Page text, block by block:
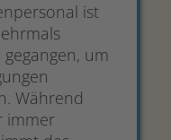
ist
um
Während
immer